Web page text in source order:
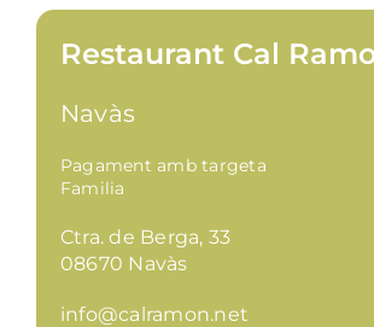
Restaurant Cal
Navàs
Pagament amb targeta
Familia
Ctra. de Berga, 33
08670 Navàs
info@calramon.net